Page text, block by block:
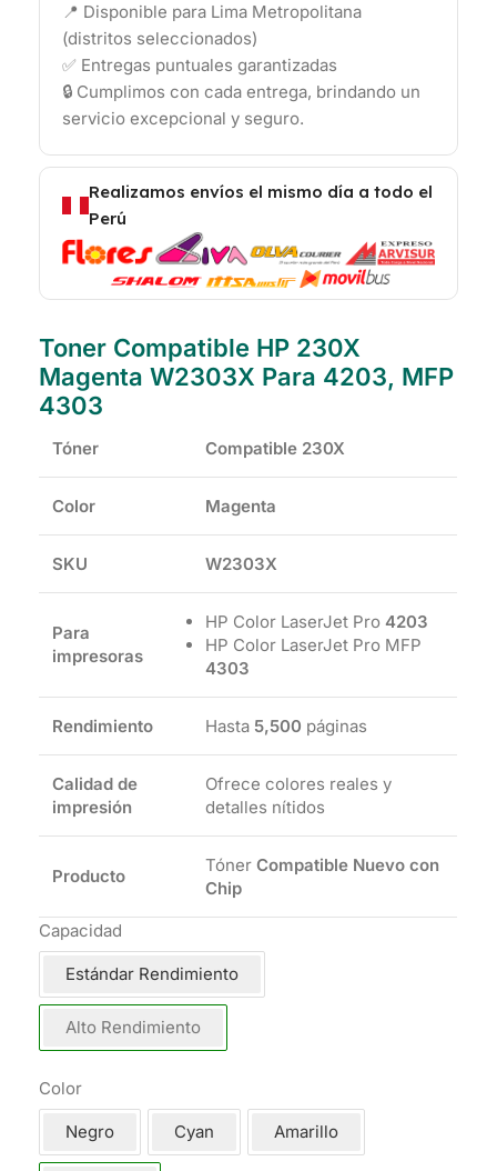
📍 Disponible para Lima Metropolitana
(distritos seleccionados)
✅ Entregas puntuales garantizadas
🔒 Cumplimos con cada entrega, brindando un
servicio excepcional y seguro.
Realizamos envíos el mismo día a todo el
Perú
Toner Compatible HP 230X
Magenta W2303X Para 4203, MFP
4303
Tóner Compatible 230X
Color Magenta
SKU W2303X
Para
impresoras
HP Color LaserJet Pro 4203
HP Color LaserJet Pro MFP
4303
Rendimiento Hasta 5,500 páginas
Calidad de
impresión
Ofrece colores reales y
detalles nítidos
Producto
Tóner Compatible Nuevo con
Chip
Capacidad
Estándar Rendimiento
Alto Rendimiento
Color
Negro Cyan Amarillo